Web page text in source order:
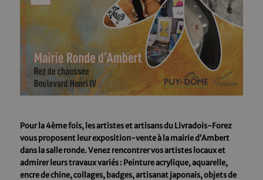
Pour la 4ème fois, les artistes et artisans du Livradois-Forez
vous proposent leur exposition-vente à la mairie d’Ambert
dans la salle ronde. Venez rencontrer vos artistes locaux et
admirer leurs travaux variés : Peinture acrylique, aquarelle,
encre de chine, collages, badges, artisanat japonais, objets de